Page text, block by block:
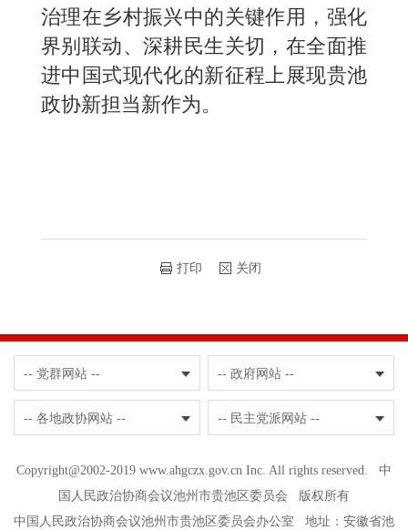
治理在乡村振兴中的关键作用，强化
界别联动、深耕民生关切，在全面推
进中国式现代化的新征程上展现贵池
政协新担当新作为。
打印 关闭
-- 党群网站 -- -- 政府网站 --
-- 各地政协网站 -- -- 民主党派网站 --
Copyright@2002-2019 www.ahgczx.gov.cn Inc. All rights reserved. 中
国人民政治协商会议池州市贵池区委员会 版权所有
中国人民政治协商会议池州市贵池区委员会办公室 地址：安徽省池